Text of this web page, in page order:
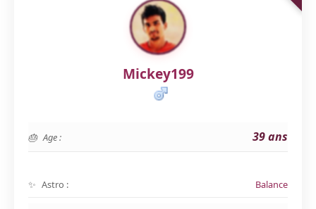
Mickey199
Age : 39 ans
Astro : Balance